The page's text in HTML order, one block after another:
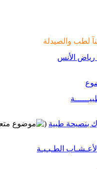
لطب والصيدلة
رياض الأنس
طبية (
الطـبـيـة